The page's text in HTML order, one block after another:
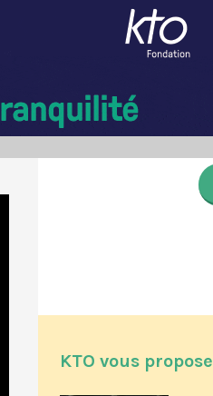
KTO vous propose